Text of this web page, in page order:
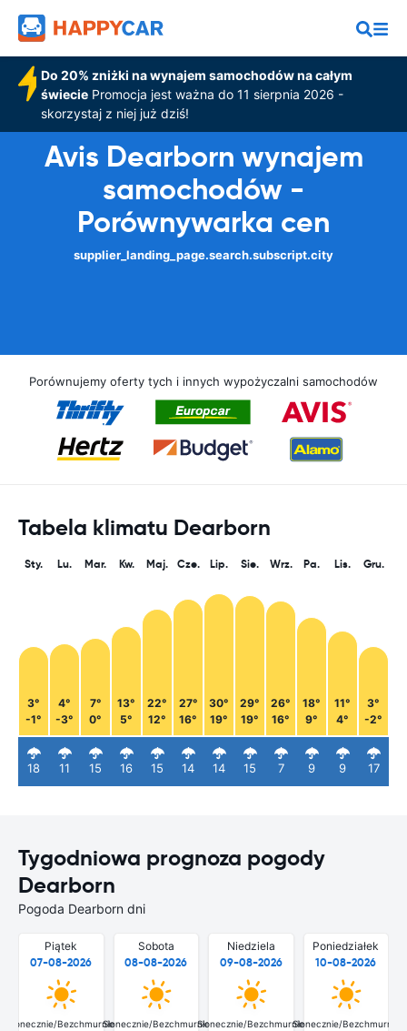
Do 20% zniżki na wynajem samochodów na całym
świeciePromocja jest ważna do 11 sierpnia 2026 -
skorzystaj z niej już dziś!
Avis Dearborn wynajem
samochodów -
Porównywarka cen
supplier_landing_page.search.subscript.city
Porównujemy oferty tych i innych wypożyczalni samochodów
Tabela klimatu Dearborn
Sty.
3°
-1°
18
Lu.
4°
-3°
11
Mar.
7°
0°
15
Kw.
13°
5°
16
Maj.
22°
12°
15
Cze.
27°
16°
14
Lip.
30°
19°
14
Sie.
29°
19°
15
Wrz.
26°
16°
7
Pa.
18°
9°
9
Lis.
11°
4°
9
Gru.
3°
-2°
17
Tygodniowa prognoza pogody
Dearborn
Pogoda Dearborn dni
Piątek
07-08-2026
Słonecznie/Bezchmurnie
Sobota
08-08-2026
Słonecznie/Bezchmurnie
Niedziela
09-08-2026
Słonecznie/Bezchmurnie
Poniedziałek
10-08-2026
Słonecznie/Bezchmurnie